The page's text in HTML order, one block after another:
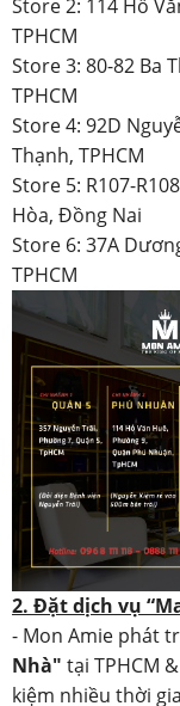
Store 2: 114 Hồ
TPHCM
Store 3: 80-82 Ba
TPHCM
Store 4: 92D
Thạnh, TPHCM
Store 5: R107-
Hòa, Đồng Nai
Store 6: 37A
TPHCM
2. Đặt dịch vụ
- Mon Amie phát
Nhà" tại TPHCM
kiệm nhiều thời